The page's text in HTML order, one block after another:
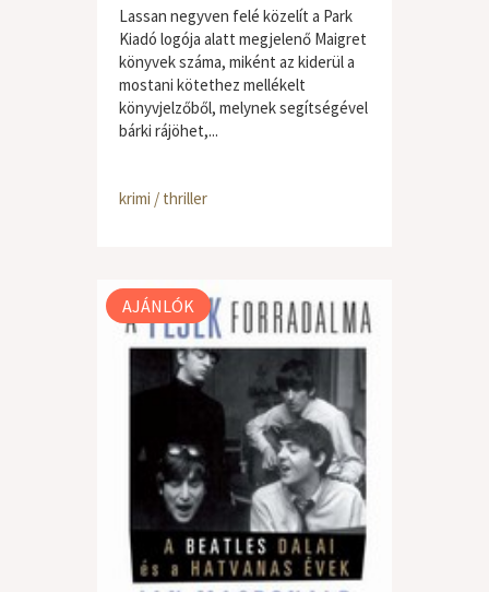
Lassan negyven felé közelít a Park
Kiadó logója alatt megjelenő Maigret
könyvek száma, miként az kiderül a
mostani kötethez mellékelt
könyvjelzőből, melynek segítségével
bárki rájöhet,...
krimi / thriller
AJÁNLÓK